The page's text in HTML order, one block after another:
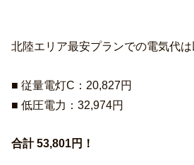
北陸エリア最安プランでの電気代は
■ 従量電灯C：20,827円
■ 低圧電力：32,974円
合計 53,801円！